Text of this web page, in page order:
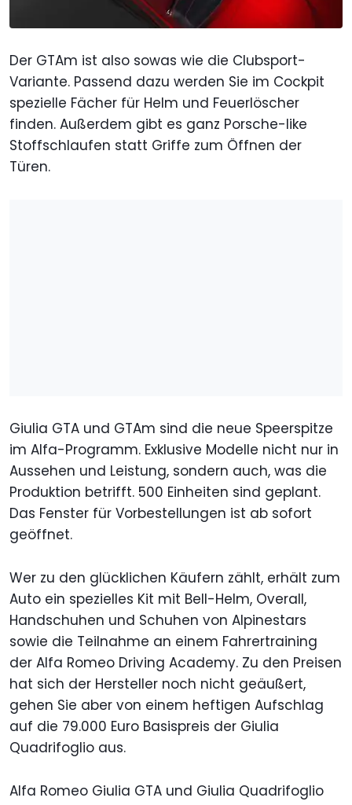
Der GTAm ist also sowas wie die Clubsport-
Variante. Passend dazu werden Sie im Cockpit
spezielle Fächer für Helm und Feuerlöscher
finden. Außerdem gibt es ganz Porsche-like
Stoffschlaufen statt Griffe zum Öffnen der
Türen.
Giulia GTA und GTAm sind die neue Speerspitze
im Alfa-Programm. Exklusive Modelle nicht nur in
Aussehen und Leistung, sondern auch, was die
Produktion betrifft. 500 Einheiten sind geplant.
Das Fenster für Vorbestellungen ist ab sofort
geöffnet.
Wer zu den glücklichen Käufern zählt, erhält zum
Auto ein spezielles Kit mit Bell-Helm, Overall,
Handschuhen und Schuhen von Alpinestars
sowie die Teilnahme an einem Fahrertraining
der Alfa Romeo Driving Academy. Zu den Preisen
hat sich der Hersteller noch nicht geäußert,
gehen Sie aber von einem heftigen Aufschlag
auf die 79.000 Euro Basispreis der Giulia
Quadrifoglio aus.
Alfa Romeo Giulia GTA und Giulia Quadrifoglio